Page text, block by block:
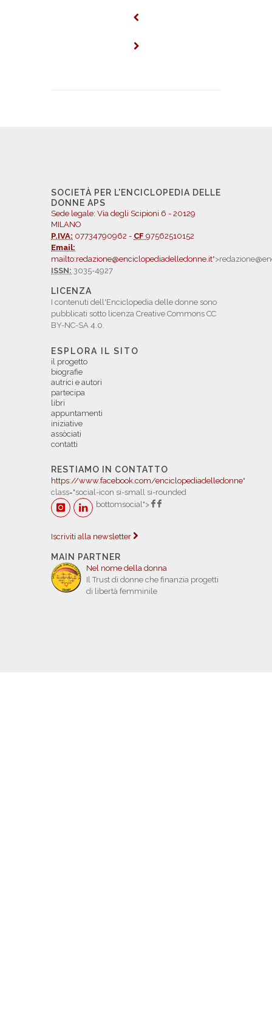
SOCIETÀ PER L'ENCICLOPEDIA DELLE
DONNE APS
Sede legale: Via degli Scipioni 6 - 20129
MILANO
P.IVA: 07734790962 - CF 97562510152
Email:
mailto:redazione@enciclopediadelledonne.it
ISSN: 3035-4927
LICENZA
I contenuti dell'Enciclopedia delle donne sono
pubblicati sotto licenza Creative Commons CC
BY-NC-SA 4.0.
ESPLORA IL SITO
il progetto
biografie
autrici e autori
partecipa
libri
appuntamenti
iniziative
assòciati
contatti
RESTIAMO IN CONTATTO
https://www.facebook.com/enciclopediadelledonne"
class="social-icon si-small si-rounded
bottomsocial">
Iscriviti alla newsletter
MAIN PARTNER
Nel nome della donna
Il Trust di donne che finanzia progetti
di libertà femminile